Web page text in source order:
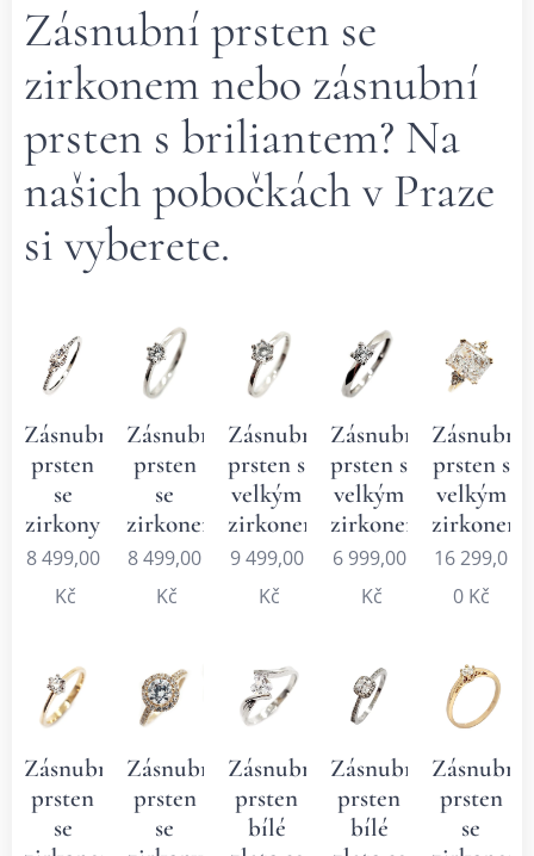
Zásnubní prsten se
zirkonem nebo zásnubní
prsten s briliantem? Na
našich pobočkách v Praze
si vyberete.
Zásnubní
prsten
se
zirkony
8 499,00
Kč
Zásnubní
prsten
se
zirkonem
8 499,00
Kč
Zásnubní
prsten s
velkým
zirkonem
9 499,00
Kč
Zásnubní
prsten s
velkým
zirkonem
6 999,00
Kč
Zásnubní
prsten s
velkým
zirkonem
16 299,0
0Kč
Zásnubní
prsten
se
Zásnubní
prsten
se
Zásnubní
prsten
bílé
Zásnubní
prsten
bílé
Zásnubní
prsten
se